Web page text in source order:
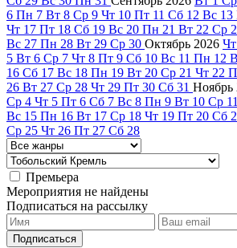
6 Пн 7 Вт 8 Ср 9 Чт 10 Пт 11 Сб 12 Вс 13
Чт 17 Пт 18 Сб 19 Вс 20 Пн 21 Вт 22 Ср
Вс 27 Пн 28 Вт 29 Ср 30 Октябрь 2026 Чт
5 Вт 6 Ср 7 Чт 8 Пт 9 Сб 10 Вс 11 Пн 12
16 Сб 17 Вс 18 Пн 19 Вт 20 Ср 21 Чт 22
26 Вт 27 Ср 28 Чт 29 Пт 30 Сб 31 Ноябрь
Ср 4 Чт 5 Пт 6 Сб 7 Вс 8 Пн 9 Вт 10 Ср 11
Вс 15 Пн 16 Вт 17 Ср 18 Чт 19 Пт 20 Сб
Ср 25 Чт 26 Пт 27 Сб 28
Премьера
Мероприятия не найдены
Подписаться на рассылку